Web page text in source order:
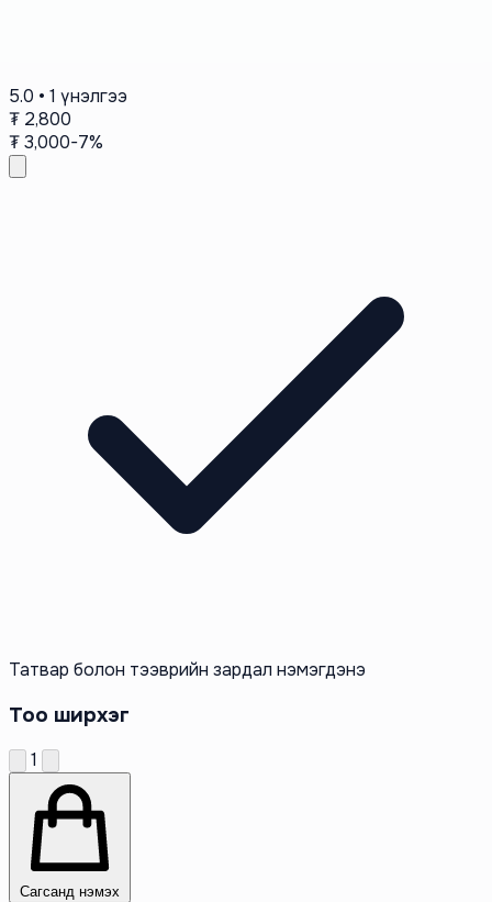
5.0 • 1 үнэлгээ
₮ 2,800
₮ 3,000-7%
Татвар болон тээврийн зардал нэмэгдэнэ
Тоо ширхэг
1
Сагсанд нэмэх